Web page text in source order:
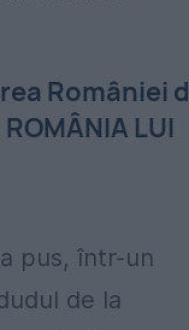
României
LUI
pus, într-un
de la